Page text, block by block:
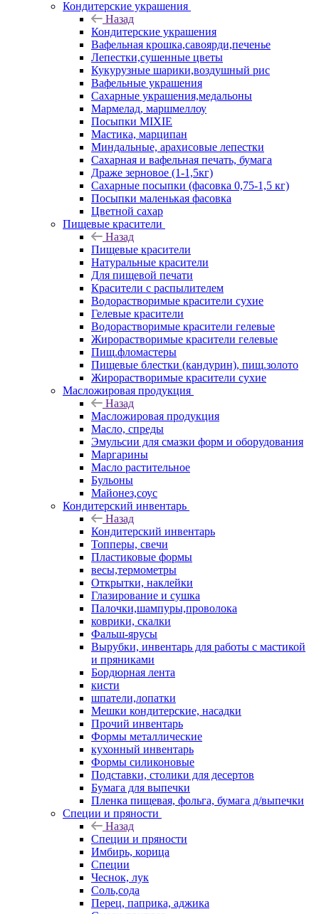
Кондитерские украшения
Назад
Кондитерские украшения
Вафельная крошка,савоярди,печенье
Лепестки,сушенные цветы
Кукурузные шарики,воздушный рис
Вафельные украшения
Сахарные украшения,медальоны
Мармелад, маршмеллоу
Посыпки MIXIE
Мастика, марципан
Миндальные, арахисовые лепестки
Сахарная и вафельная печать, бумага
Драже зерновое (1-1,5кг)
Сахарные посыпки (фасовка 0,75-1,5 кг)
Посыпки маленькая фасовка
Цветной сахар
Пищевые красители
Назад
Пищевые красители
Натуральные красители
Для пищевой печати
Красители с распылителем
Водорастворимые красители сухие
Гелевые красители
Водорастворимые красители гелевые
Жирорастворимые красители гелевые
Пищ.фломастеры
Пищевые блестки (кандурин), пищ.золото
Жирорастворимые красители сухие
Масложировая продукция
Назад
Масложировая продукция
Масло, спреды
Эмульсии для смазки форм и оборудования
Маргарины
Масло растительное
Бульоны
Майонез,соус
Кондитерский инвентарь
Назад
Кондитерский инвентарь
Топперы, свечи
Пластиковые формы
весы,термометры
Открытки, наклейки
Глазирование и сушка
Палочки,шампуры,проволока
коврики, скалки
Фальш-ярусы
Вырубки, инвентарь для работы с мастикой
и пряниками
Бордюрная лента
кисти
шпатели,лопатки
Мешки кондитерские, насадки
Прочий инвентарь
Формы металлические
кухонный инвентарь
Формы силиконовые
Подставки, столики для десертов
Бумага для выпечки
Пленка пищевая, фольга, бумага д/выпечки
Специи и пряности
Назад
Специи и пряности
Имбирь, корица
Специи
Чеснок, лук
Соль,сода
Перец, паприка, аджика